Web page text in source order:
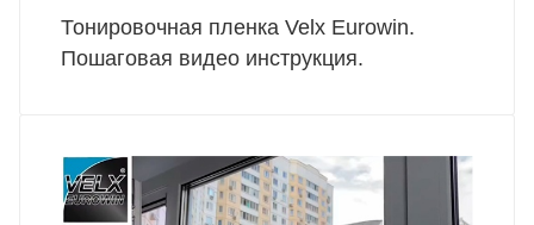
Тонировочная пленка Velx Eurowin.
Пошаговая видео инструкция.